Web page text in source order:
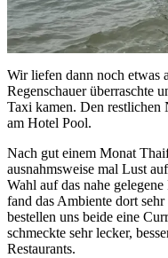
Wir liefen dann noch etwas
Regenschauer überraschte
Taxi kamen. Den restlichen
am Hotel Pool.
Nach gut einem Monat
ausnahmsweise mal Lust
Wahl auf das nahe
fand das Ambiente dort
bestellen uns beide eine
schmeckte sehr lecker,
Restaurants.